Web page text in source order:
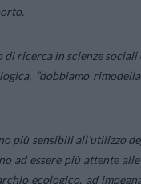
ricerca in scienze
“dobbiamo
più sensibili all’utilizzo
ad essere più attente
ecologico, ad